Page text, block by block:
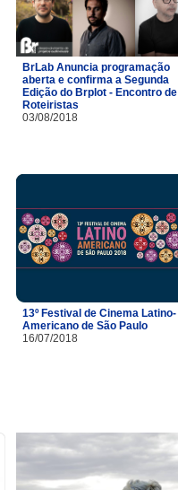
BrLab Anuncia programação
aberta e confirma a Segunda
Edição do Brplot - Encontro de
Roteiristas
03/08/2018
13º Festival de Cinema Latino-
Americano de São Paulo
16/07/2018